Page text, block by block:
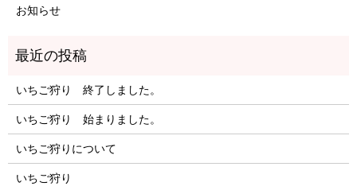
お知らせ
いちご狩り 終了しました。
いちご狩り 始まりました。
いちご狩りについて
いちご狩り